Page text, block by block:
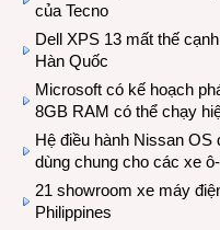
của Tecno
Dell XPS 13 mất thế
Hàn Quốc
Microsoft có kế hoạch
8GB RAM có thể chạy
Hệ điều hành Nissan
dùng chung cho các xe
21 showroom xe máy
Philippines